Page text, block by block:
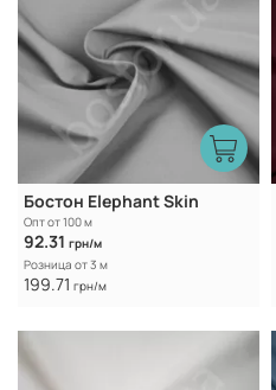
Бостон Elephant Skin
Опт от 100 м
92.31 грн/м
Розница от 3 м
199.71 грн/м